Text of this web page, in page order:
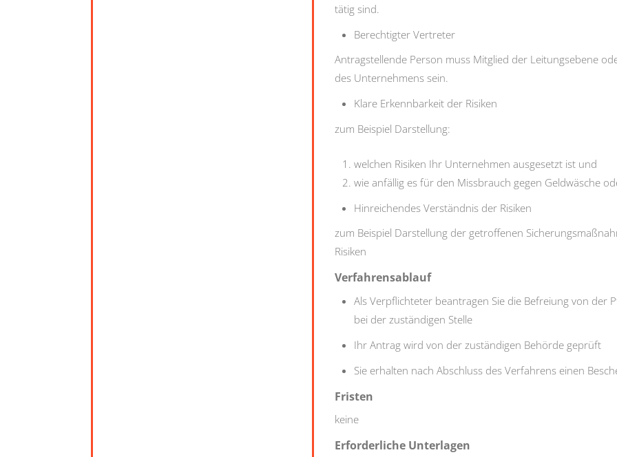
tätig sind.
Berechtigter Vertreter
Antragstellende Person muss Mitglied der Leitungsebene
des Unternehmens sein.
Klare Erkennbarkeit der Risiken
zum Beispiel Darstellung:
welchen Risiken Ihr Unternehmen ausgesetzt ist und
wie anfällig es für den Missbrauch gegen Geldwäsche
Hinreichendes Verständnis der Risiken
zum Beispiel Darstellung der getroffenen
Risiken
Verfahrensablauf
Als Verpflichteter beantragen Sie die Befreiung von der
bei der zuständigen Stelle
Ihr Antrag wird von der zuständigen Behörde geprüft
Sie erhalten nach Abschluss des Verfahrens einen
Fristen
keine
Erforderliche Unterlagen